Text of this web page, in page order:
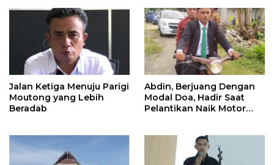
Jalan Ketiga Menuju Parigi
Moutong yang Lebih
Beradab
Abdin, Berjuang Dengan
Modal Doa, Hadir Saat
Pelantikan Naik Motor